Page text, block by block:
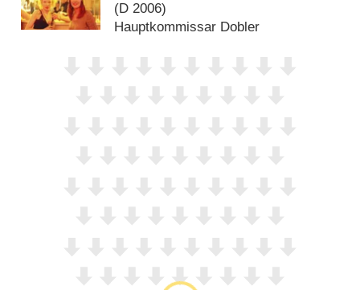
(D 2006)
Hauptkommissar Dobler